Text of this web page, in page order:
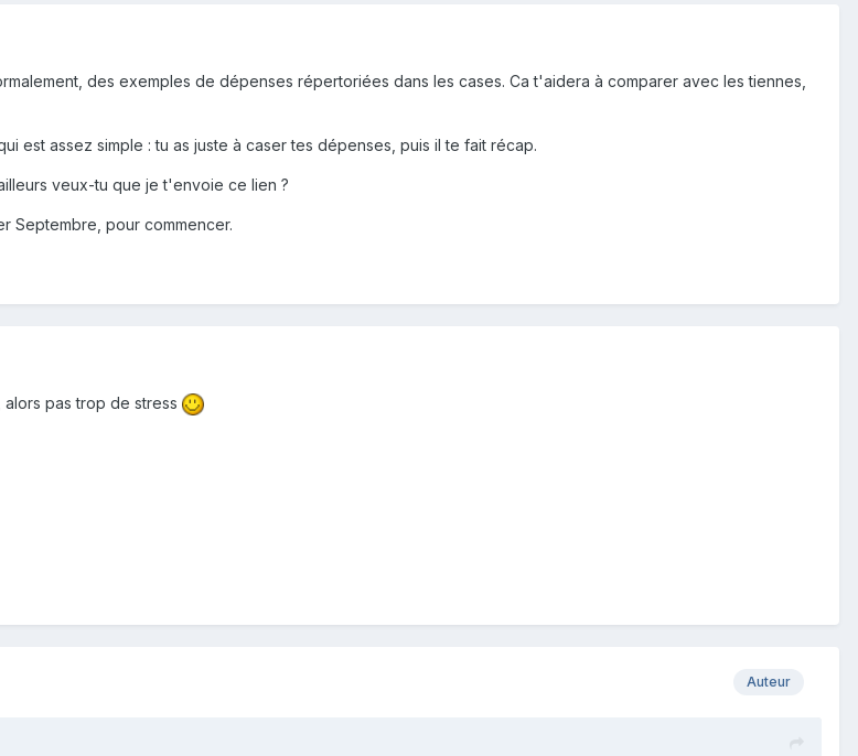
des exemples de dépenses répertoriées dans les cases. Ca t'aidera à comparer avec les tiennes,
est assez simple : tu as juste à caser tes dépenses, puis il te fait récap.
veux-tu que je t'envoie ce lien ?
Septembre, pour commencer.
pas trop de stress
Auteur